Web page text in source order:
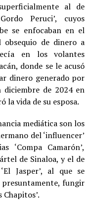
al de
Peruci’, cuyos
se enfocaban en el
de dinero a
en los volantes
donde se le acusó
dinero generado por
diciembre de 2024 en
la vida de su esposa.
mediática son los
del ‘influencer’
‘Compa Camarón’,
de Sinaloa, y el de
Jasper’, al que se
fungir